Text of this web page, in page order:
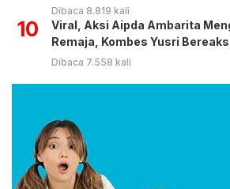
Dibaca 8.819 kali
10
Viral, Aksi Aipda Ambarita
Remaja, Kombes Yusri
Dibaca 7.558 kali